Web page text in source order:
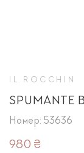
IL ROCCHIN
SPUMANTE
Номер: 53636
980 ₴